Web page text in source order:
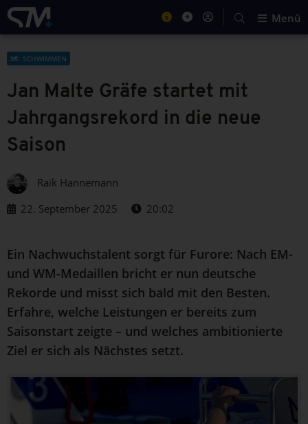
Menü
SCHWIMMEN
Jan Malte Gräfe startet mit
Jahrgangsrekord in die neue
Saison
Raik Hannemann
22. September 2025
20:02
Ein Nachwuchstalent sorgt für Furore: Nach EM-
und WM-Medaillen bricht er nun deutsche
Rekorde und misst sich bald mit den Besten.
Erfahre, welche Leistungen er bereits zum
Saisonstart zeigte – und welches ambitionierte
Ziel er sich als Nächstes setzt.